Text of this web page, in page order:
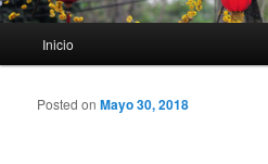
Skip to primary content
Skip to secondary content
Inicio
Posted onMayo 30, 2018